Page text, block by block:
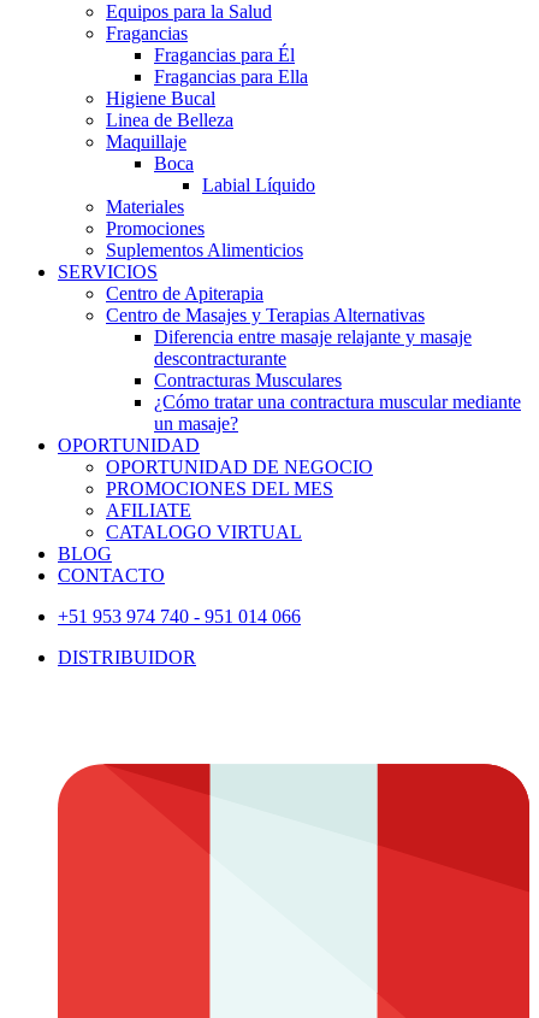
Equipos para la Salud
Fragancias
Fragancias para Él
Fragancias para Ella
Higiene Bucal
Linea de Belleza
Maquillaje
Boca
Labial Líquido
Materiales
Promociones
Suplementos Alimenticios
SERVICIOS
Centro de Apiterapia
Centro de Masajes y Terapias Alternativas
Diferencia entre masaje relajante y masaje
descontracturante
Contracturas Musculares
¿Cómo tratar una contractura muscular mediante
un masaje?
OPORTUNIDAD
OPORTUNIDAD DE NEGOCIO
PROMOCIONES DEL MES
AFILIATE
CATALOGO VIRTUAL
BLOG
CONTACTO
+51 953 974 740 - 951 014 066
DISTRIBUIDOR